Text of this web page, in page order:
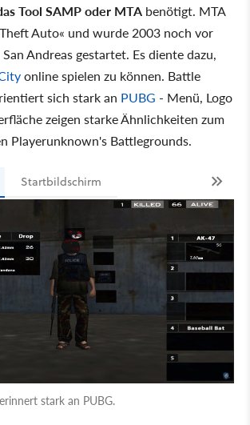
Tool SAMP oder MTA benötigt. MTA
Auto« und wurde 2003 noch vor
Andreas gestartet. Es diente dazu,
online spielen zu können. Battle
sich stark an PUBG - Menü, Logo
zeigen starke Ähnlichkeiten zum
Playerunknown's Battlegrounds.
Startbildschirm
stark an PUBG.